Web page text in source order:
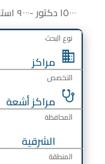
١٥٠٠٠ دكتور -٩٠٠٠ استاذ واستشاري - اكثر من ٤٠ تخصص
نوع البحث
التخصص
المحافظة
المنطقة